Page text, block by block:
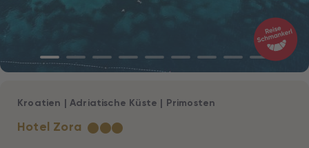
Hotel Zora ★★★
Kroatien | Adriatische Küste | Primosten